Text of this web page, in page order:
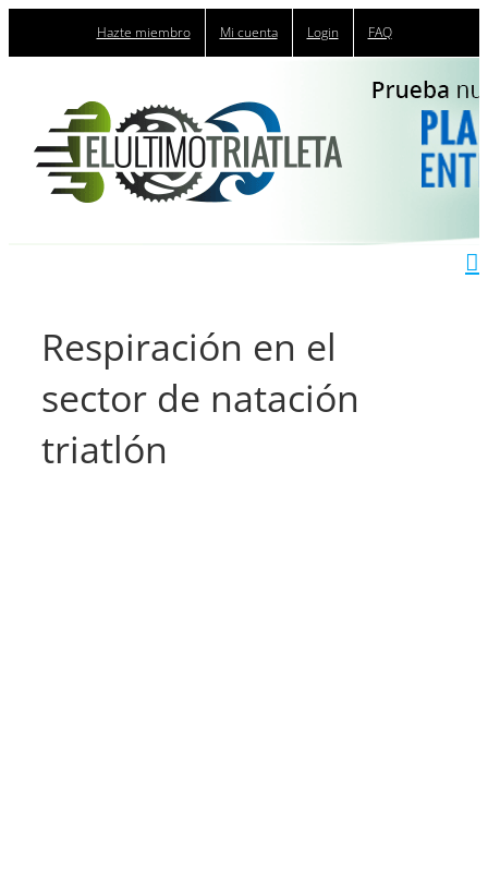
Hazte miembro Mi cuenta Login FAQ
Respiración en el
sector de natación
triatlón